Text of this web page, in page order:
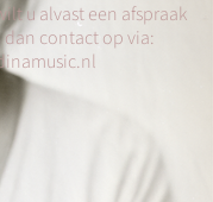
u alvast een afspraak
dan contact op via: